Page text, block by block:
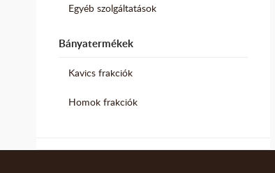
Egyéb szolgáltatások
Bányatermékek
Kavics frakciók
Homok frakciók